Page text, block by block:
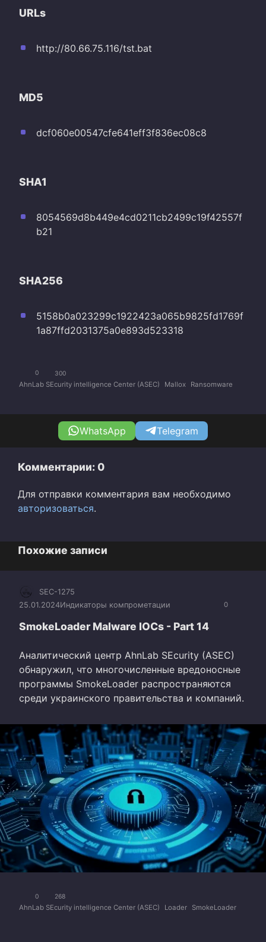
URLs
http://80.66.75.116/tst.bat
MD5
dcf060e00547cfe641eff3f836ec08c8
SHA1
8054569d8b449e4cd0211cb2499c19f42557f
b21
SHA256
5158b0a023299c1922423a065b9825fd1769f
1a87ffd2031375a0e893d523318
0 300
AhnLab SEcurity intelligence Center (ASEC) Mallox Ransomware
WhatsApp Telegram
Комментарии: 0
Для отправки комментария вам необходимо
авторизоваться.
Похожие записи
0
SEC-1275
25.01.2024Индикаторы компрометации
SmokeLoader Malware IOCs - Part 14
Аналитический центр AhnLab SEcurity (ASEC)
обнаружил, что многочисленные вредоносные
программы SmokeLoader распространяются
среди украинского правительства и компаний.
0 268
AhnLab SEcurity intelligence Center (ASEC) Loader SmokeLoader